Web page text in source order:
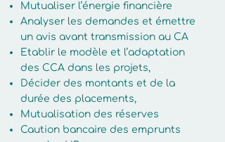
Mutualiser l’énergie financière
Analyser les demandes et émettre
un avis avant transmission au CA
Etablir le modèle et l’adaptation
des CCA dans les projets,
Décider des montants et de la
durée des placements,
Mutualisation des réserves
Caution bancaire des emprunts